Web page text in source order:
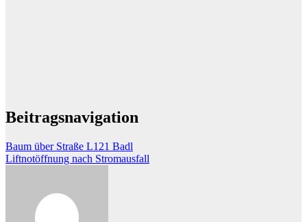
Beitragsnavigation
Baum über Straße L121 Badl
Liftnotöffnung nach Stromausfall